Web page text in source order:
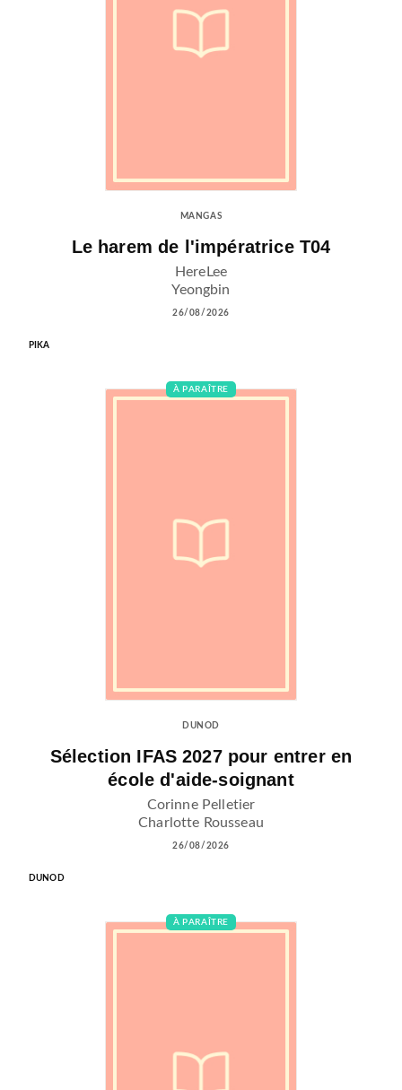
MANGAS
Le harem de l'impératrice T04
HereLee
Yeongbin
26/08/2026
PIKA
À PARAÎTRE
DUNOD
Sélection IFAS 2027 pour entrer en
école d'aide-soignant
Corinne Pelletier
Charlotte Rousseau
26/08/2026
DUNOD
À PARAÎTRE